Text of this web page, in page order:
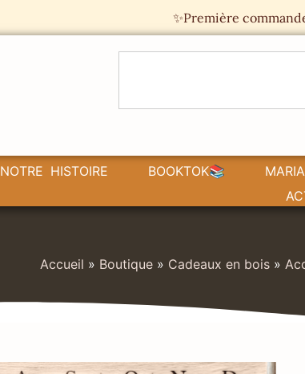
✨Première
NOTRE HISTOIRE BOOKTOK📚
Accueil » Boutique » Cadeaux en bois »